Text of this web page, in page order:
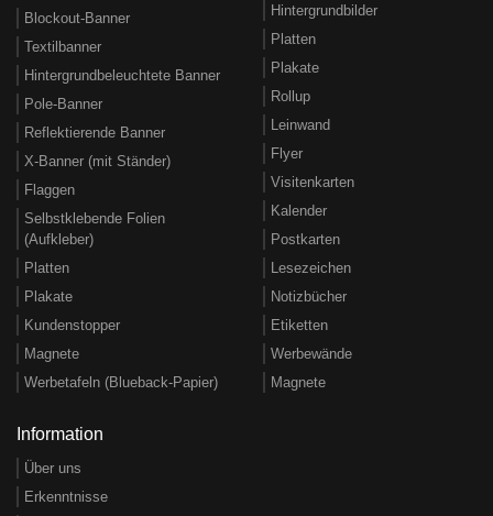
Blockout-Banner
Textilbanner
Hintergrundbeleuchtete Banner
Pole-Banner
Reflektierende Banner
X-Banner (mit Ständer)
Flaggen
Selbstklebende Folien
(Aufkleber)
Platten
Plakate
Kundenstopper
Magnete
Werbetafeln (Blueback-Papier)
Hintergrundbilder
Platten
Plakate
Rollup
Leinwand
Flyer
Visitenkarten
Kalender
Postkarten
Lesezeichen
Notizbücher
Etiketten
Werbewände
Magnete
Information
Über uns
Erkenntnisse